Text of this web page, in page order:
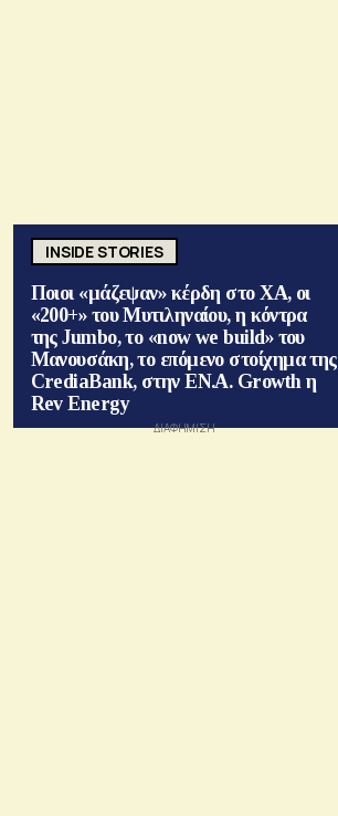
INSIDE STORIES
Ποιοι «μάζεψαν» κέρδη στο ΧΑ, οι
«200+» του Μυτιληναίου, η κόντρα
της Jumbo, το «now we build» του
Μανουσάκη, το επόμενο στοίχημα της
CrediaBank, στην ΕΝ.Α. Growth η
Rev Energy